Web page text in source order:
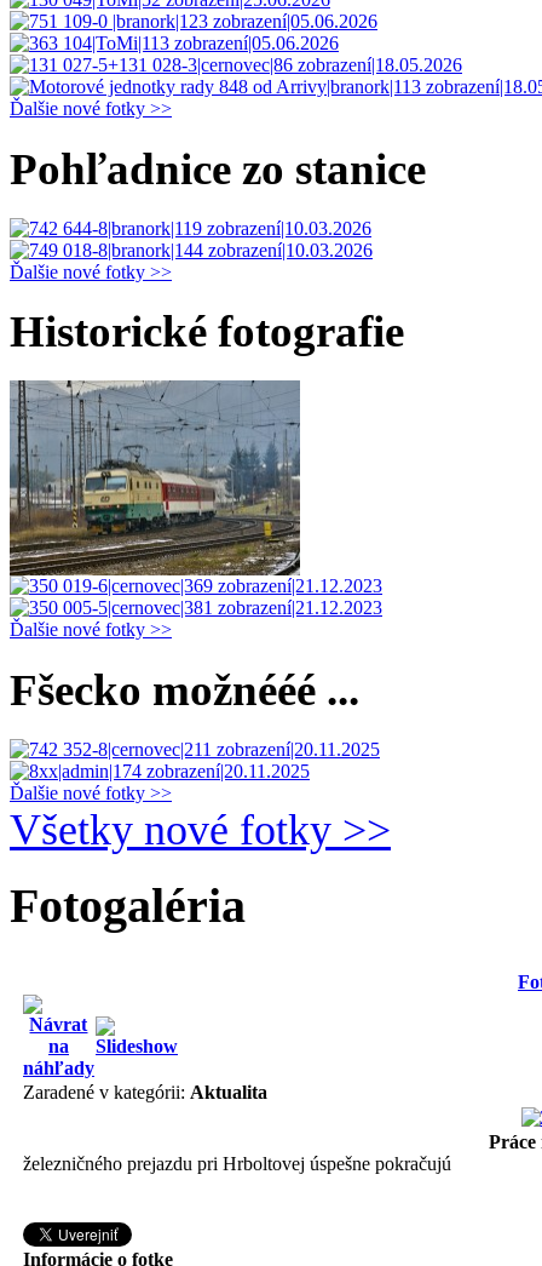
Ďalšie nové fotky >>
Pohľadnice zo stanice
Ďalšie nové fotky >>
Historické fotografie
Ďalšie nové fotky >>
Fšecko možnééé ...
Ďalšie nové fotky >>
Všetky nové fotky >>
Fotogaléria
Zaradené v kategórii: Aktualita
Práce
železničného prejazdu pri Hrboltovej úspešne pokračujú
Informácie o fotke